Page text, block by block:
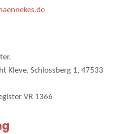
Kleve, Schlossberg 1, 47533
VR 1366